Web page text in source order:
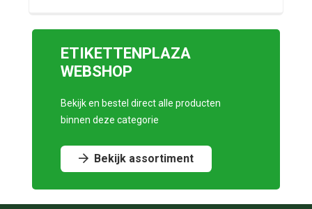
ETIKETTENPLAZA
WEBSHOP
Bekijk en bestel direct alle producten
binnen deze categorie
Bekijk assortiment